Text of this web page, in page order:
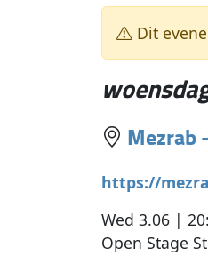
Dit
Mezrab
https://
Wed 3.06 |
Open Stage